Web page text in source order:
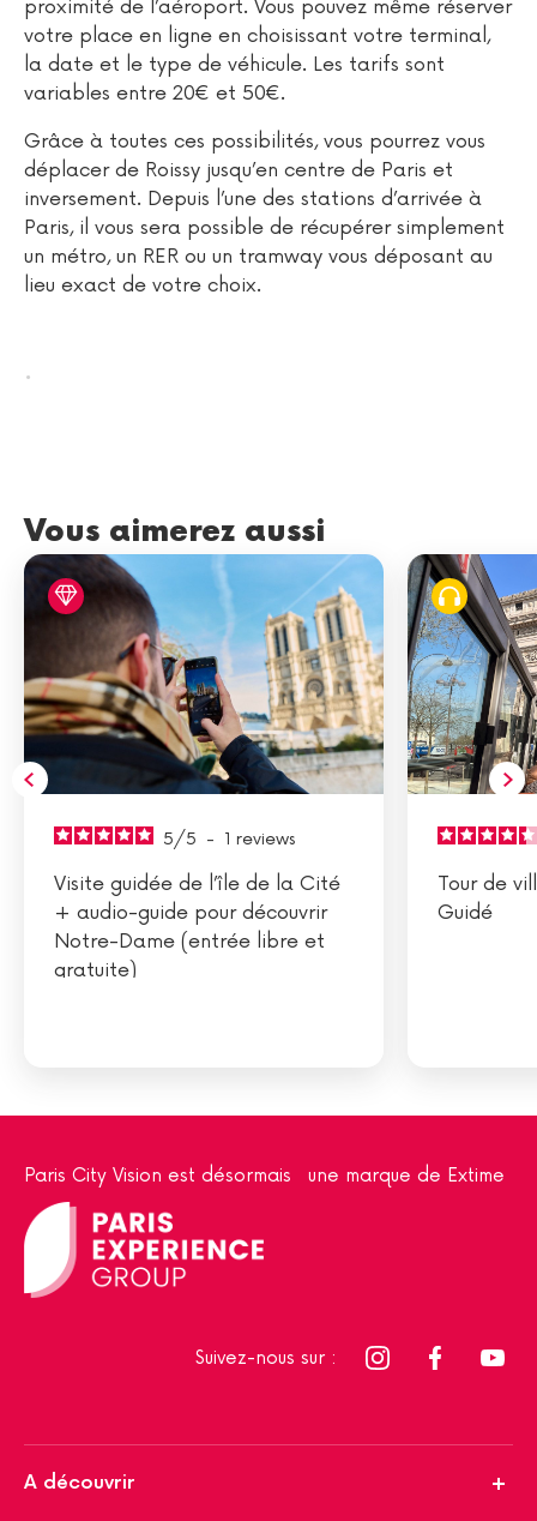
proximité de l’aéroport. Vous pouvez même réserver
votre place en ligne en choisissant votre terminal,
la date et le type de véhicule. Les tarifs sont
variables entre 20€ et 50€.
Grâce à toutes ces possibilités, vous pourrez vous
déplacer de Roissy jusqu’en centre de Paris et
inversement. Depuis l’une des stations d’arrivée à
Paris, il vous sera possible de récupérer simplement
un métro, un RER ou un tramway vous déposant au
lieu exact de votre choix.
.
Vous aimerez aussi
5/5 - 1 reviews
Visite guidée de l’île de la Cité
+ audio-guide pour découvrir
Notre-Dame (entrée libre et
gratuite)
Tour de
Guidé
Paris City Vision est désormais une marque de Extime
Suivez-nous sur :
A découvrir